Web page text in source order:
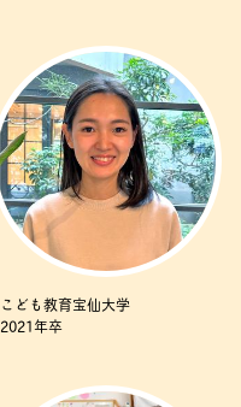
こども教育宝仙大学
2021年卒